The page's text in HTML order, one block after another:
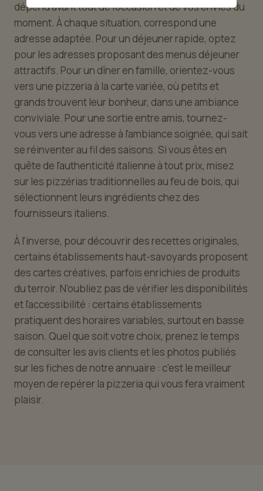
dépend avant tout de l'occasion et de vos envies du
moment. À chaque situation, correspond une
adresse adaptée. Pour un déjeuner rapide, optez
pour les adresses proposant des menus déjeuner
attractifs. Pour un dîner en famille, orientez-vous
vers une pizzeria à la carte variée, où petits et
grands trouvent leur bonheur, dans une ambiance
conviviale. Pour une sortie entre amis, tournez-
vous vers une adresse à l'ambiance soignée, qui sait
se réinventer au fil des saisons. Si vous êtes en
quête de l'authenticité italienne à tout prix, misez
sur les pizzérias traditionnelles au feu de bois, qui
sélectionnent leurs ingrédients chez des
fournisseurs italiens.
À l'inverse, pour découvrir des recettes originales,
certains établissements haut-savoyards proposent
des cartes créatives, parfois enrichies de produits
du terroir. N'oubliez pas de vérifier les disponibilités
et l'accessibilité : certains établissements
pratiquent des horaires variables, surtout en basse
saison. Quel que soit votre choix, prenez le temps
de consulter les avis clients et les photos publiés
sur les fiches de notre annuaire : c'est le meilleur
moyen de repérer la pizzeria qui vous fera vraiment
plaisir.